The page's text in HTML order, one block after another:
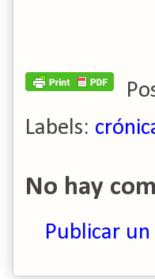
Labels:
No hay
Publicar